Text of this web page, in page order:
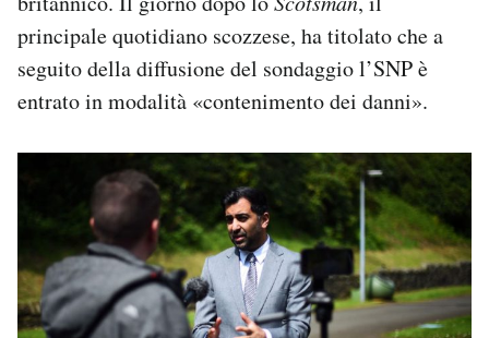
principale quotidiano scozzese, ha titolato che a
seguito della diffusione del sondaggio l’SNP è
entrato in modalità «contenimento dei danni».